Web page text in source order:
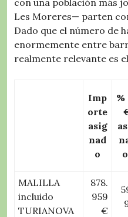
con una población más
Les Moreres— parten
Dado que el número de
enormemente entre
realmente relevante es
Imp
orte
asig
nad
o
%
MALILLA
incluido
TURIANOVA
878.
959
€